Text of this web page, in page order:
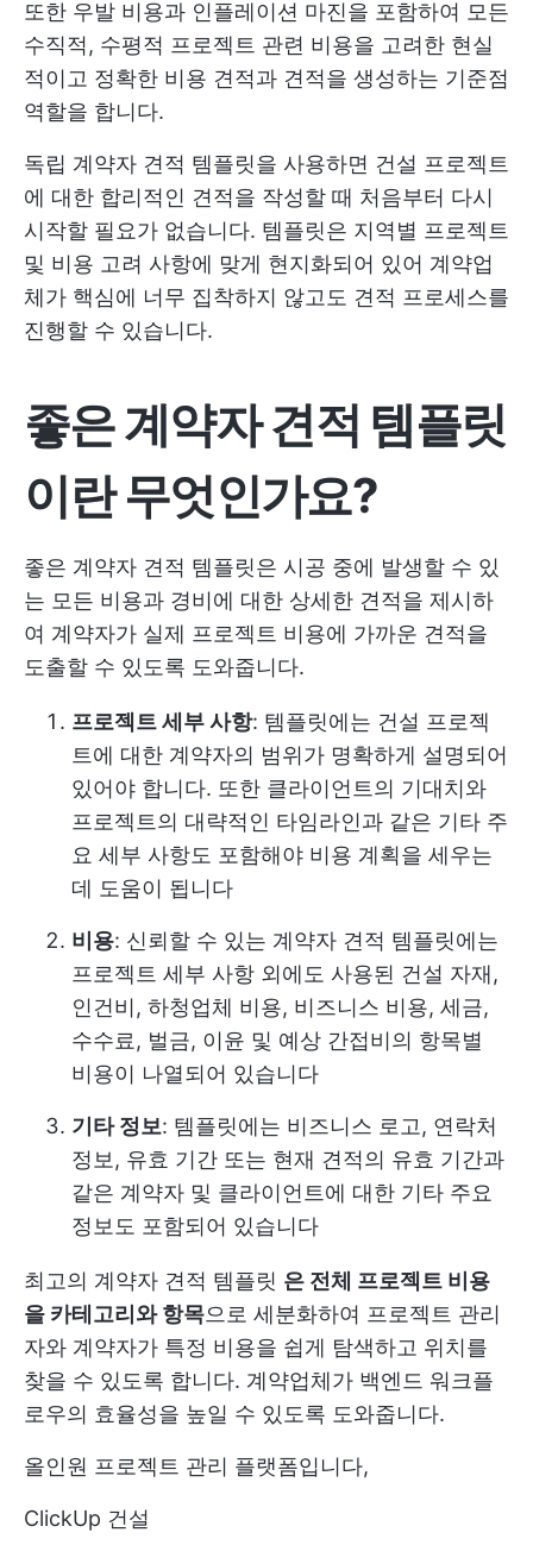
또한 우발 비용과 인플레이션 마진을 포함하여 모든
수직적, 수평적 프로젝트 관련 비용을 고려한 현실
적이고 정확한 비용 견적과 견적을 생성하는 기준점
역할을 합니다.
독립 계약자 견적 템플릿을 사용하면 건설 프로젝트
에 대한 합리적인 견적을 작성할 때 처음부터 다시
시작할 필요가 없습니다. 템플릿은 지역별 프로젝트
및 비용 고려 사항에 맞게 현지화되어 있어 계약업
체가 핵심에 너무 집착하지 않고도 견적 프로세스를
진행할 수 있습니다.
좋은 계약자 견적 템플릿
이란 무엇인가요?
좋은 계약자 견적 템플릿은 시공 중에 발생할 수 있
는 모든 비용과 경비에 대한 상세한 견적을 제시하
여 계약자가 실제 프로젝트 비용에 가까운 견적을
도출할 수 있도록 도와줍니다.
프로젝트 세부 사항: 템플릿에는 건설 프로젝
트에 대한 계약자의 범위가 명확하게 설명되어
있어야 합니다. 또한 클라이언트의 기대치와
프로젝트의 대략적인 타임라인과 같은 기타 주
요 세부 사항도 포함해야 비용 계획을 세우는
데 도움이 됩니다
비용: 신뢰할 수 있는 계약자 견적 템플릿에는
프로젝트 세부 사항 외에도 사용된 건설 자재,
인건비, 하청업체 비용, 비즈니스 비용, 세금,
수수료, 벌금, 이윤 및 예상 간접비의 항목별
비용이 나열되어 있습니다
기타 정보: 템플릿에는 비즈니스 로고, 연락처
정보, 유효 기간 또는 현재 견적의 유효 기간과
같은 계약자 및 클라이언트에 대한 기타 주요
정보도 포함되어 있습니다
최고의 계약자 견적 템플릿 은 전체 프로젝트 비용
을 카테고리와 항목으로 세분화하여 프로젝트 관리
자와 계약자가 특정 비용을 쉽게 탐색하고 위치를
찾을 수 있도록 합니다. 계약업체가 백엔드 워크플
로우의 효율성을 높일 수 있도록 도와줍니다.
올인원 프로젝트 관리 플랫폼입니다,
ClickUp 건설